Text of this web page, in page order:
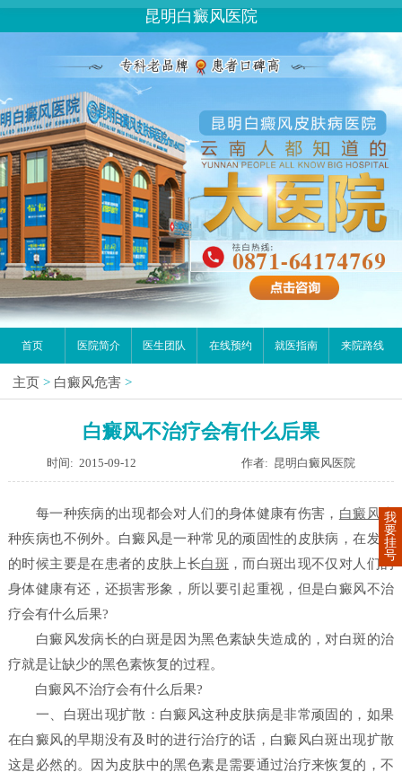
昆明白癜风医院
首页 医院简介 医生团队 在线预约 就医指南 来院路线
主页 > 白癜风危害 >
白癜风不治疗会有什么后果
时间: 2015-09-12 作者: 昆明白癜风医院
每一种疾病的出现都会对人们的身体健康有伤害， 白癜风 这
种疾病也不例外。白癜风是一种常见的顽固性的皮肤病，在发病
的时候主要是在患者的皮肤上长白斑 ，而白斑出现不仅对人们的
身体健康有还，还损害形象，所以要引起重视，但是白癜风不治
疗会有什么后果?
白癜风发病长的白斑是因为黑色素缺失造成的，对白斑的治
疗就是让缺少的黑色素恢复的过程。
白癜风不治疗会有什么后果?
一、白斑出现扩散：白癜风这种皮肤病是非常顽固的，如果
在白癜风的早期没有及时的进行治疗的话，白癜风白斑出现扩散
这是必然的。因为皮肤中的黑色素是需要通过治疗来恢复的，不
我
要
挂
号